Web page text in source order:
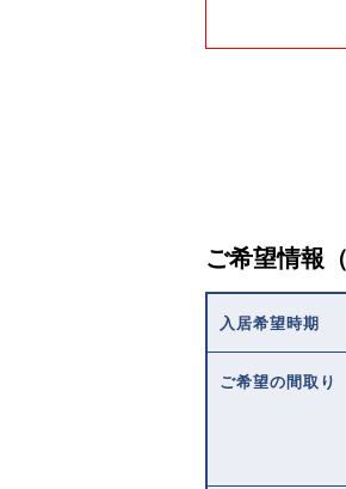
ご希望情報
入居希望時期
ご希望の間取り